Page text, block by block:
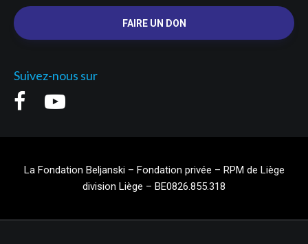
FAIRE UN DON
Suivez-nous sur
La Fondation Beljanski – Fondation privée – RPM de Liège
division Liège – BE0826.855.318